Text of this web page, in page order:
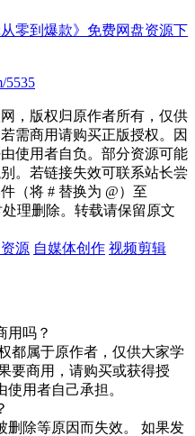
从零到爆款》免费网盘资源下
5535
，版权归原作者所有，仅供
需商用请购买正版授权。因
使用者自负。部分资源可能
。若链接失效可联系站长尝
（将 # 替换为 @）至
处理删除。转载请保留原文
源 自媒体创作 视频剪辑
用吗？
都属于原作者，仅供大家学
要商用，请购买或获得授
用者自己承担。
删除等原因而失效。 如果发